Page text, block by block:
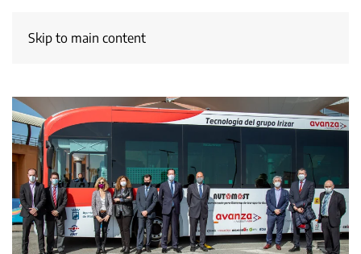
Skip to main content